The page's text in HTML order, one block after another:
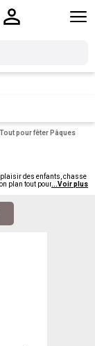
Tout pour fêter Pâques
plaisir des enfants, chasse
plan tout pour Pâques :
...Voir plus